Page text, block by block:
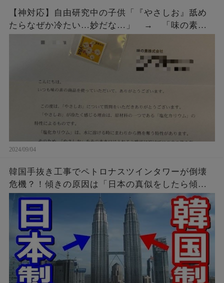
【神対応】自由研究中の子供「『やさしお』舐め
たらなぜか冷たい…妙だな…」 → 「味の素」
にメールではなく直接手紙を出したら、企業から
◯◯◯をもらう！
2024/09/04
韓国手抜き工事でペトロナスツインタワーが倒壊
危機？！傾きの原因は「日本の真似をしたら傾い
たニダ！」